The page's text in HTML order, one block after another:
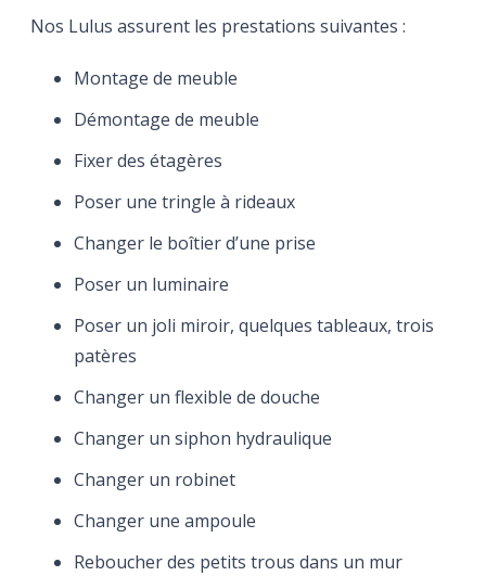
Nos Lulus assurent les prestations suivantes :
Montage de meuble
Démontage de meuble
Fixer des étagères
Poser une tringle à rideaux
Changer le boîtier d’une prise
Poser un luminaire
Poser un joli miroir, quelques tableaux, trois
patères
Changer un flexible de douche
Changer un siphon hydraulique
Changer un robinet
Changer une ampoule
Reboucher des petits trous dans un mur